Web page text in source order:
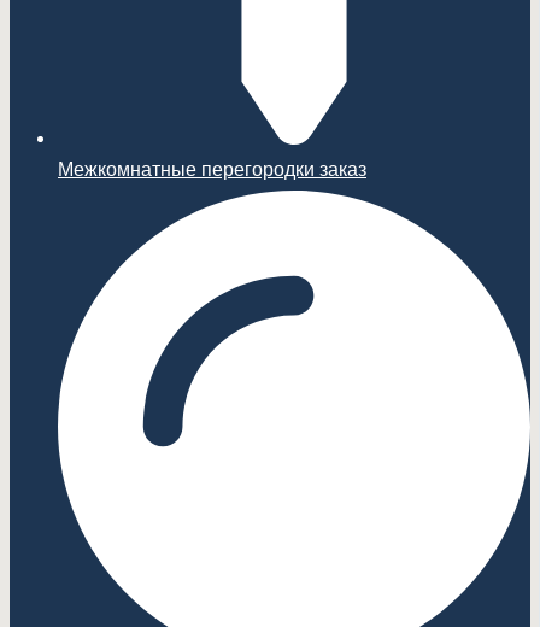
Межкомнатные перегородки заказ